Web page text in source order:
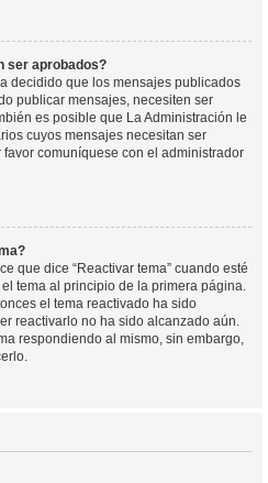
ser aprobados?
decidido que los mensajes publicados
publicar mensajes, necesiten ser
es posible que La Administración le
cuyos mensajes necesitan ser
comuníquese con el administrador
que dice “Reactivar tema” cuando esté
tema al principio de la primera página.
el tema reactivado ha sido
reactivarlo no ha sido alcanzado aún.
respondiendo al mismo, sin embargo,